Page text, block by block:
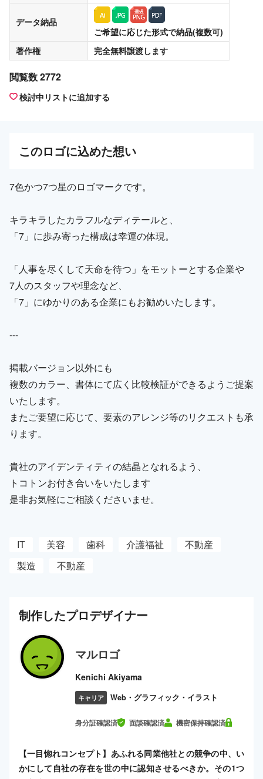
データ納品
ご希望に応じた形式で納品(複数可)
著作権
完全無料譲渡します
閲覧数 2772
検討中リストに追加する
このロゴに込めた想い
7色かつ7つ星のロゴマークです。
キラキラしたカラフルなディテールと、
「7」に歩み寄った構成は幸運の体現。
「人事を尽くして天命を待つ」をモットーとする企業や
7人のスタッフや理念など、
「7」にゆかりのある企業にもお勧めいたします。
---
掲載バージョン以外にも
複数のカラー、書体にて広く比較検証ができるようご提案
いたします。
またご要望に応じて、要素のアレンジ等のリクエストも承
ります。
貴社のアイデンティティの結晶となれるよう、
トコトンお付き合いをいたします
是非お気軽にご相談くださいませ。
IT 美容 歯科 介護福祉
不動産
製造
不動産
制作したプロデザイナー
マルロゴ
Kenichi Akiyama
キャリア Web・グラフィック・イラスト
身分証確認済 面談確認済 機密保持確認済
【一目惚れコンセプト】あふれる同業他社との競争の中、い
かにして自社の存在を世の中に認知させるべきか。その1つ